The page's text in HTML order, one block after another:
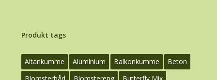
Produkt tags
Altankumme Aluminium Balkonkumme
Beton